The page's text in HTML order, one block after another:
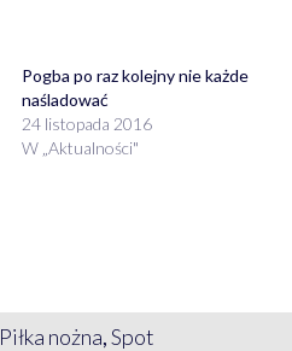
Pogba po raz kolejny nie każde
naśladować
24 listopada 2016
W „Aktualności"
Piłka nożna,Spot